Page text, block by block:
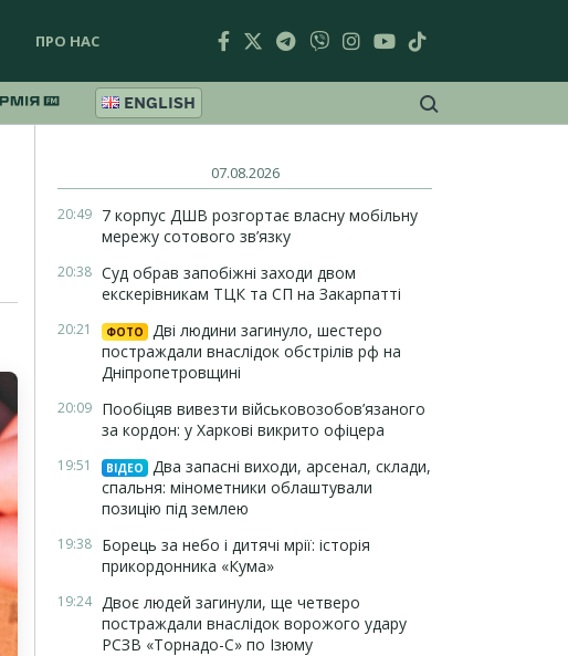
ПРО НАС
ENGLISH
07.08.2026
20:49 7 корпус ДШВ розгортає власну мобільну
мережу сотового зв’язку
20:38 Суд обрав запобіжні заходи двом
екскерівникам ТЦК та СП на Закарпатті
20:21 ФОТО
Дві людини загинуло, шестеро
постраждали внаслідок обстрілів рф на
Дніпропетровщині
20:09 Пообіцяв вивезти військовозобов’язаного
за кордон: у Харкові викрито офіцера
19:51 ВІДЕО
Два запасні виходи, арсенал, склади,
спальня: мінометники облаштували
позицію під землею
19:38 Борець за небо і дитячі мрії: історія
прикордонника «Кума»
19:24 Двоє людей загинули, ще четверо
постраждали внаслідок ворожого удару
РСЗВ «Торнадо-С» по Ізюму